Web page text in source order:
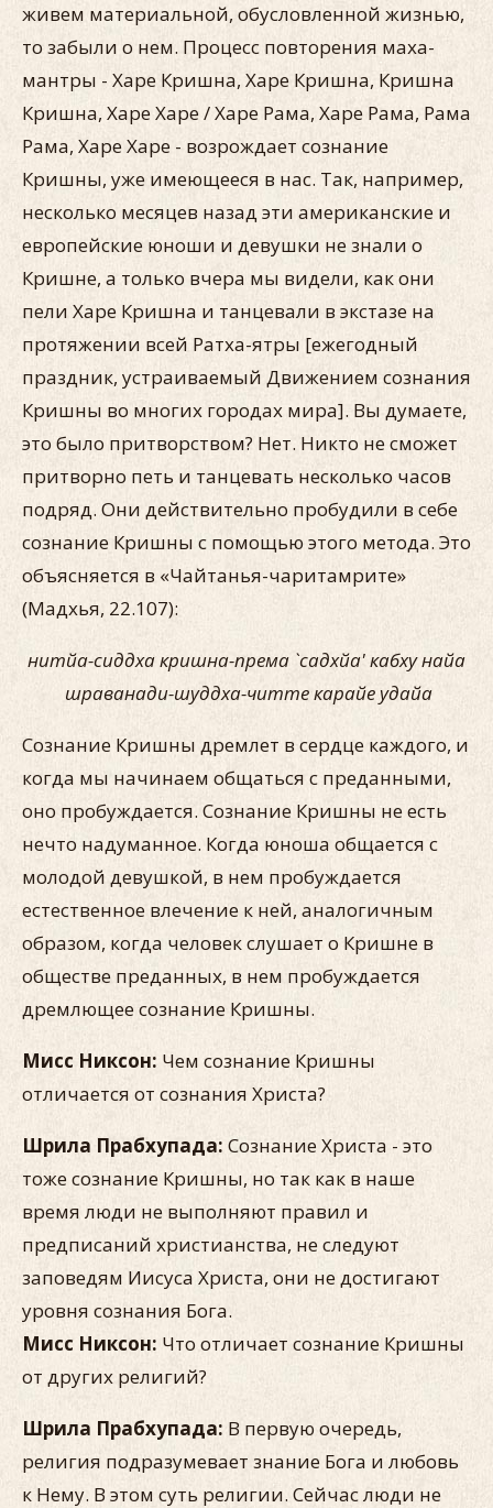
живем материальной, обусловленной жизнью,
то забыли о нем. Процесс повторения маха-
мантры - Харе Кришна, Харе Кришна, Кришна
Кришна, Харе Харе / Харе Рама, Харе Рама, Рама
Рама, Харе Харе - возрождает сознание
Кришны, уже имеющееся в нас. Так, например,
несколько месяцев назад эти американские и
европейские юноши и девушки не знали о
Кришне, а только вчера мы видели, как они
пели Харе Кришна и танцевали в экстазе на
протяжении всей Ратха-ятры [ежегодный
праздник, устраиваемый Движением сознания
Кришны во многих городах мира]. Вы думаете,
это было притворством? Нет. Никто не сможет
притворно петь и танцевать несколько часов
подряд. Они действительно пробудили в себе
сознание Кришны с помощью этого метода. Это
объясняется в «Чайтанья-чаритамрите»
(Мадхья, 22.107):
нитйа-сиддха кришна-према `садхйа' кабху найа
шраванади-шуддха-читте карайе удайа
Сознание Кришны дремлет в сердце каждого, и
когда мы начинаем общаться с преданными,
оно пробуждается. Сознание Кришны не есть
нечто надуманное. Когда юноша общается с
молодой девушкой, в нем пробуждается
естественное влечение к ней, аналогичным
образом, когда человек слушает о Кришне в
обществе преданных, в нем пробуждается
дремлющее сознание Кришны.
Мисс Никсон: Чем сознание Кришны
отличается от сознания Христа?
Шрила Прабхупада: Сознание Христа - это
тоже сознание Кришны, но так как в наше
время люди не выполняют правил и
предписаний христианства, не следуют
заповедям Иисуса Христа, они не достигают
уровня сознания Бога.
Мисс Никсон: Что отличает сознание Кришны
от других религий?
Шрила Прабхупада: В первую очередь,
религия подразумевает знание Бога и любовь
к Нему. В этом суть религии. Сейчас люди не